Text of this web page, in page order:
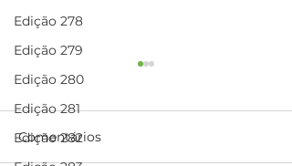
Edição 278
Edição 279
Edição 280
Edição 281
Edição 282
A vacina chegou e ela
Desde a Gripe Espanhola
Comentários